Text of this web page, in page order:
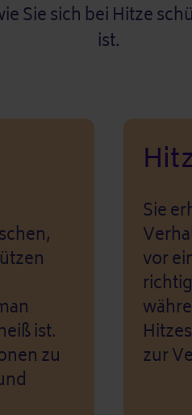
Sie sich bei Hitze
ist.
ist.
zu
Sie
vor
zur